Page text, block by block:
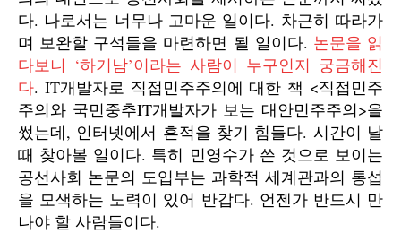
다. 나로서는 너무나 고마운 일이다. 차근히 따라가
며 보완할 구석들을 마련하면 될 일이다. 논문을 읽
다보니 ‘하기남’이라는 사람이 누구인지 궁금해진
다. IT개발자로 직접민주주의에 대한 책 <직접민주
주의와 국민중추IT개발자가 보는 대안민주주의>을
썼는데, 인터넷에서 흔적을 찾기 힘들다. 시간이 날
때 찾아볼 일이다. 특히 민영수가 쓴 것으로 보이는
공선사회 논문의 도입부는 과학적 세계관과의 통섭
을 모색하는 노력이 있어 반갑다. 언젠가 반드시 만
나야 할 사람들이다.